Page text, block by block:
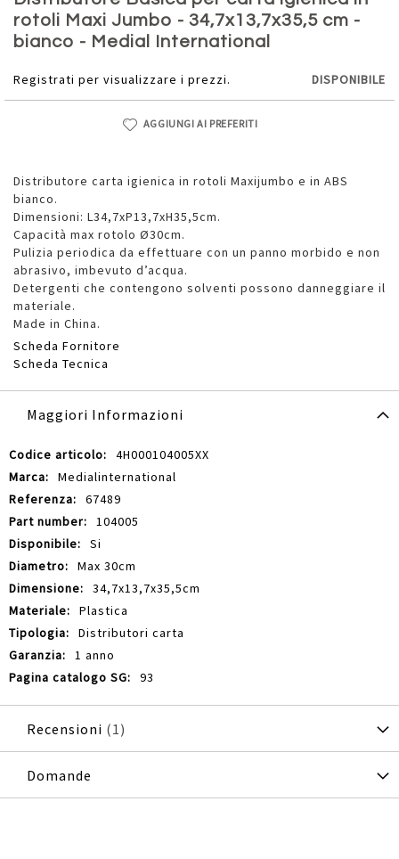
rotoli Maxi Jumbo - 34,7x13,7x35,5 cm -
bianco - Medial International
Registrati per visualizzare i prezzi. DISPONIBILE
AGGIUNGI AI PREFERITI
Distributore carta igienica in rotoli Maxijumbo e in ABS
bianco.
Dimensioni: L34,7xP13,7xH35,5cm.
Capacità max rotolo Ø30cm.
Pulizia periodica da effettuare con un panno morbido e non
abrasivo, imbevuto d’acqua.
Detergenti che contengono solventi possono danneggiare il
materiale.
Made in China.
Scheda Fornitore
Scheda Tecnica
della
galleria
di
Maggiori Informazioni
Maggiori
Informazioni
4H000104005XX
Medialinternational
67489
104005
Si
Max 30cm
34,7x13,7x35,5cm
Plastica
Distributori carta
1 anno
93
Recensioni 1
Domande